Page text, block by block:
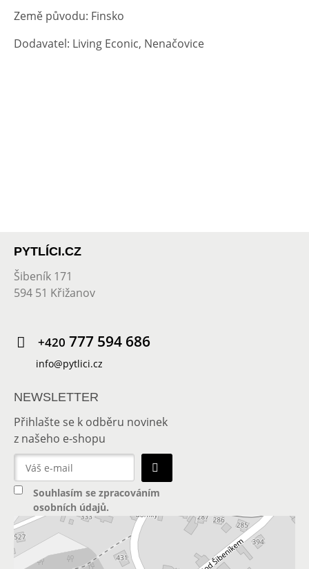
Země původu: Finsko
Dodavatel: Living Econic, Nenačovice
PYTLÍCI.CZ
Šibeník 171
594 51 Křižanov
+420 777 594 686
info@pytlici.cz
NEWSLETTER
Přihlašte se k odběru novinek
z našeho e-shopu
Souhlasím se zpracováním
osobních údajů.